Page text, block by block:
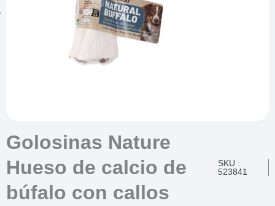
Golosinas Nature
Hueso de calcio de
búfalo con callos
SKU :
523841